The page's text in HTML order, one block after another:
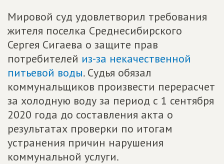
Мировой суд удовлетворил требования
жителя поселка Среднесибирского
Сергея Сигаева о защите прав
потребителей из-за некачественной
питьевой воды. Судья обязал
коммунальщиков произвести перерасчет
за холодную воду за период с 1 сентября
2020 года до составления акта о
результатах проверки по итогам
устранения причин нарушения
коммунальной услуги.